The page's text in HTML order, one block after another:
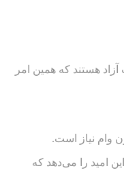
هستند که همین امر
امید را می‌دهد که